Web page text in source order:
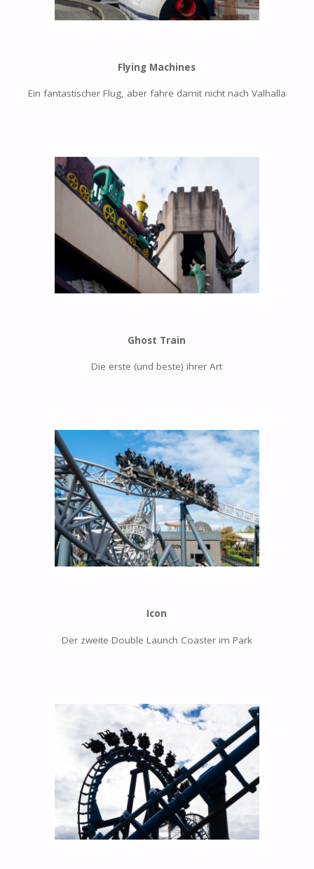
Flying Machines
Ein fantastischer Flug, aber fahre damit nicht nach Valhalla
Ghost Train
Die erste (und beste) ihrer Art
Icon
Der zweite Double Launch Coaster im Park